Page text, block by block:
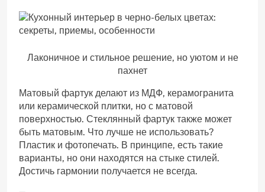
Лаконичное и стильное решение, но уютом и не
пахнет
Матовый фартук делают из МДФ, керамогранита
или керамической плитки, но с матовой
поверхностью. Стеклянный фартук также может
быть матовым. Что лучше не использовать?
Пластик и фотопечать. В принципе, есть такие
варианты, но они находятся на стыке стилей.
Достичь гармонии получается не всегда.